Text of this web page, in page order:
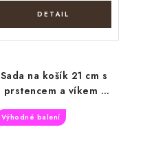
Sada na košík 21 cm s
prstencem a víkem -
Velikonoční beránek
Výhodné balení